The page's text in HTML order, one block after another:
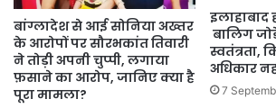
बांग्लादेश से आई सोनिया अख्तर
के आरोपों पर सौरभकांत तिवारी
ने तोड़ी अपनी चुप्पी, लगाया
फ़साने का आरोप, जानिए क्या है
पूरा मामला?
इलाहाबाद
बालिग
स्वतंत्रता,
अधिकार
7